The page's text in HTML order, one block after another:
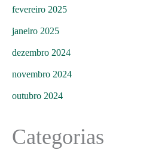
fevereiro 2025
janeiro 2025
dezembro 2024
novembro 2024
outubro 2024
Categorias